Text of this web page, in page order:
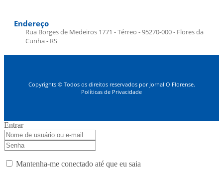
Endereço
Rua Borges de Medeiros 1771 - Térreo - 95270-000 - Flores da
Cunha - RS
Copyrights © Todos os direitos reservados por Jornal O Florense.
Políticas de Privacidade
Entrar
Mantenha-me conectado até que eu saia